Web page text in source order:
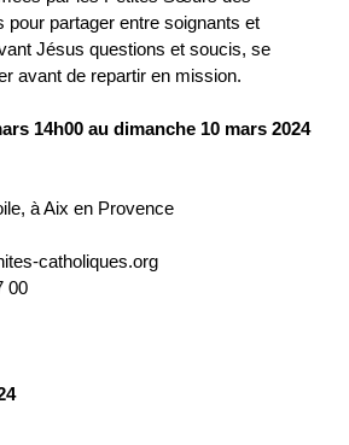
pour partager entre soignants et
Jésus questions et soucis, se
avant de repartir en mission.
14h00 au dimanche 10 mars 2024
à Aix en Provence
catholiques.org